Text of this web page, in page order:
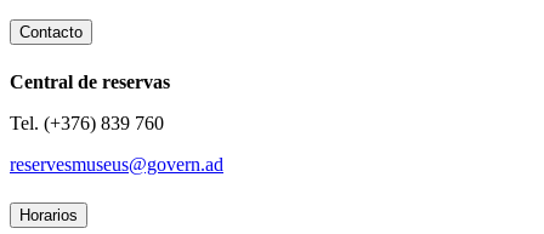
Contacto
Central de reservas
Tel. (+376) 839 760
reservesmuseus@govern.ad
Horarios